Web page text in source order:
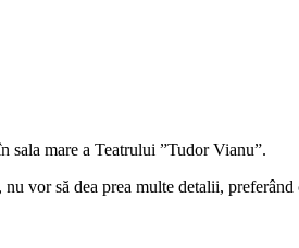
sala mare a Teatrului ”Tudor Vianu”.
vor să dea prea multe detalii,